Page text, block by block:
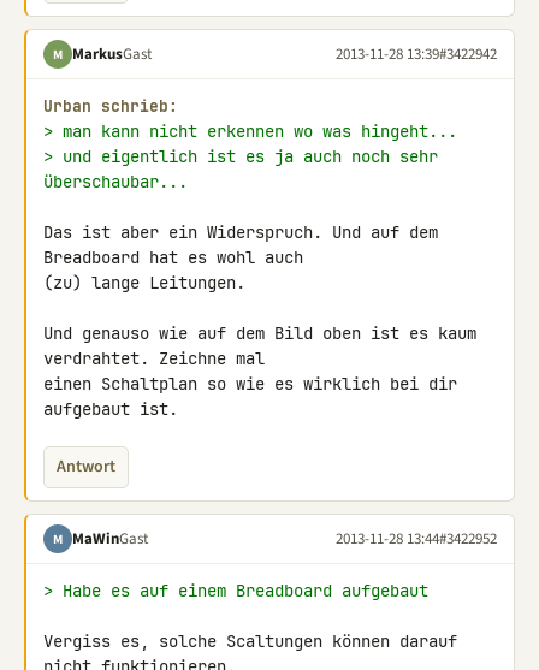
M MarkusGast 2013-11-28 13:39#3422942
Urban schrieb:
> man kann nicht erkennen wo was hingeht...
> und eigentlich ist es ja auch noch sehr
überschaubar...
Das ist aber ein Widerspruch. Und auf dem
Breadboard hat es wohl auch
(zu) lange Leitungen.
Und genauso wie auf dem Bild oben ist es kaum
verdrahtet. Zeichne mal
einen Schaltplan so wie es wirklich bei dir
aufgebaut ist.
Antwort
M MaWinGast 2013-11-28 13:44#3422952
> Habe es auf einem Breadboard aufgebaut
Vergiss es, solche Scaltungen können darauf